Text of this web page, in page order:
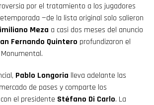
por el tratamiento a los jugadores
—de la lista original solo salieron
Meza a casi dos meses del anuncio
Fernando Quintero profundizaron el
Pablo Longoria lleva adelante las
de pases y comparte los
el presidente Stéfano Di Carlo. La